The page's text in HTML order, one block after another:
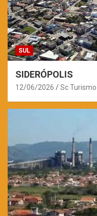
SUL
SIDERÓPOLIS
12/06/2026 Sc Turismo